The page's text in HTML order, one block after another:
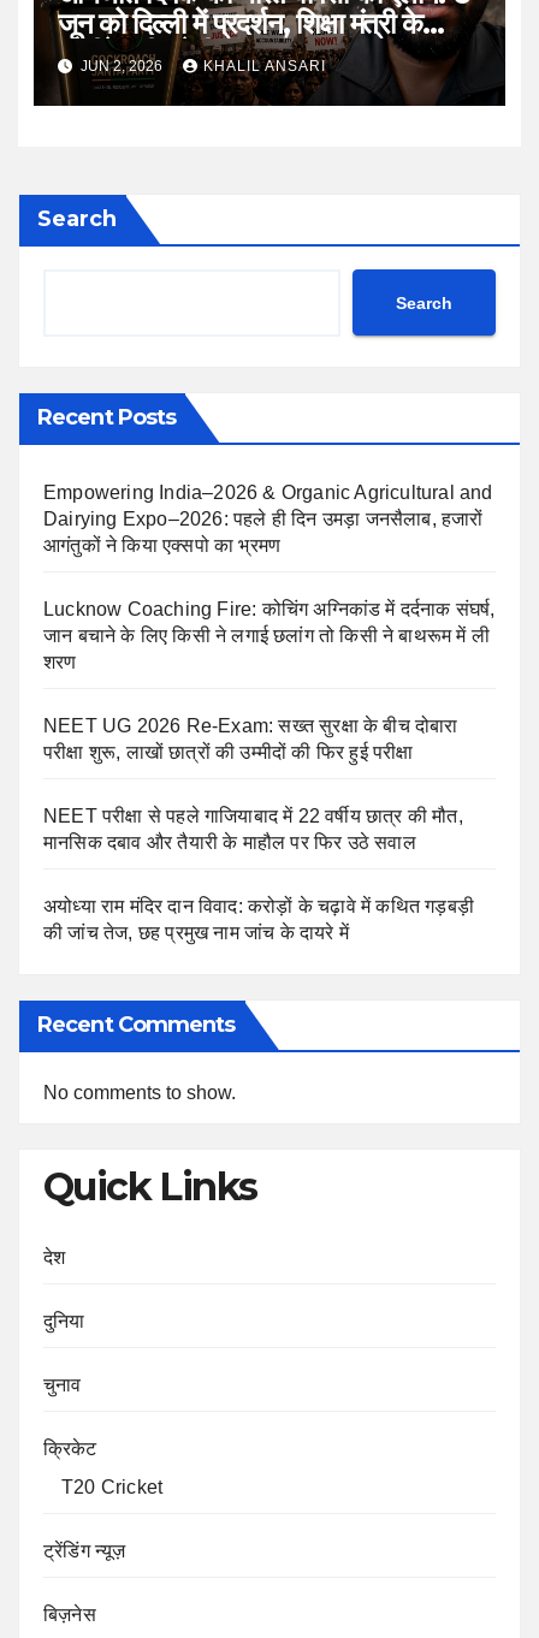
जून को दिल्ली में प्रदर्शन, शिक्षा मंत्री के
इस्तीफे की उठेगी मांग
JUN 2, 2026 KHALIL ANSARI
Search
Search
Recent Posts
Empowering India–2026 & Organic Agricultural and
Dairying Expo–2026: पहले ही दिन उमड़ा जनसैलाब, हजारों
आगंतुकों ने किया एक्सपो का भ्रमण
Lucknow Coaching Fire: कोचिंग अग्निकांड में दर्दनाक संघर्ष,
जान बचाने के लिए किसी ने लगाई छलांग तो किसी ने बाथरूम में ली
शरण
NEET UG 2026 Re-Exam: सख्त सुरक्षा के बीच दोबारा
परीक्षा शुरू, लाखों छात्रों की उम्मीदों की फिर हुई परीक्षा
NEET परीक्षा से पहले गाजियाबाद में 22 वर्षीय छात्र की मौत,
मानसिक दबाव और तैयारी के माहौल पर फिर उठे सवाल
अयोध्या राम मंदिर दान विवाद: करोड़ों के चढ़ावे में कथित गड़बड़ी
की जांच तेज, छह प्रमुख नाम जांच के दायरे में
Recent Comments
No comments to show.
Quick Links
देश
दुनिया
चुनाव
क्रिकेट
T20 Cricket
ट्रेंडिंग न्यूज़
बिज़नेस